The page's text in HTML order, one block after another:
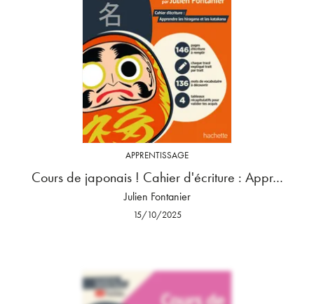
APPRENTISSAGE
Cours de japonais ! Cahier d'écriture : Appr…
Julien Fontanier
15/10/2025